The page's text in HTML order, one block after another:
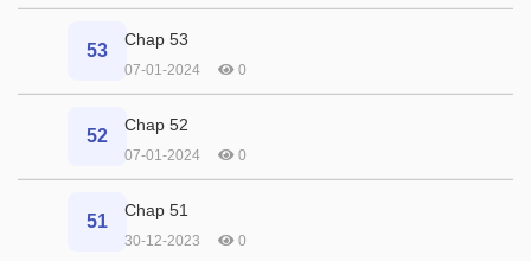
53
Chap 53
07-01-2024 0
52
Chap 52
07-01-2024 0
51
Chap 51
30-12-2023 0